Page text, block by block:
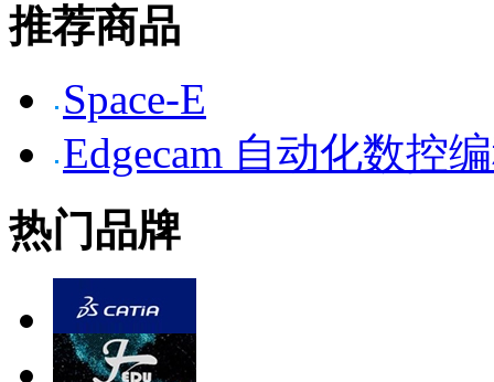
推荐商品
Space-E
Edgecam 自动化数控
热门品牌